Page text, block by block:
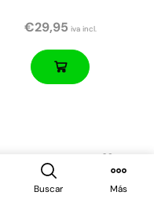
€29,95 iva incl.
Buscar Más